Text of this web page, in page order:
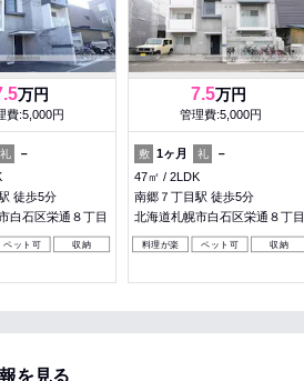
万円
費:5,000円
礼
－
徒歩5分
白石区栄通８丁目
ペット可 収納
7.5万円
管理費:5,000円
敷 1ヶ月 礼
－
47㎡
2LDK
南郷７丁目駅 徒歩5分
北海道札幌市白石区栄通８丁目
料理が楽 ペット可 収納
を見る